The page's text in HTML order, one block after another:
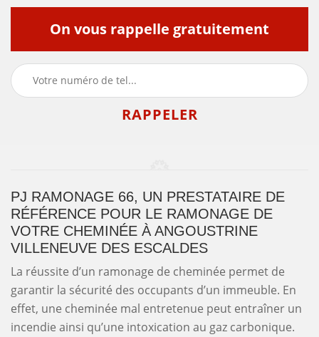
On vous rappelle gratuitement
PJ RAMONAGE 66, UN PRESTATAIRE DE
RÉFÉRENCE POUR LE RAMONAGE DE
VOTRE CHEMINÉE À ANGOUSTRINE
VILLENEUVE DES ESCALDES
La réussite d’un ramonage de cheminée permet de
garantir la sécurité des occupants d’un immeuble. En
effet, une cheminée mal entretenue peut entraîner un
incendie ainsi qu’une intoxication au gaz carbonique.